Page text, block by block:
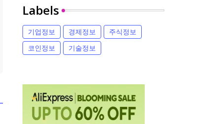
Labels
기업정보 경제정보
주식정보
코인정보
기술정보